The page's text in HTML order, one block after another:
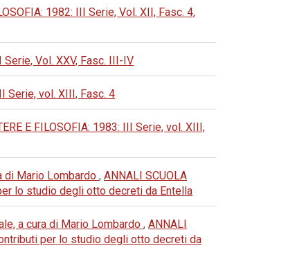
1982: III Serie, Vol. XII, Fasc. 4,
Serie, Vol. XXV, Fasc. III-IV
Serie, vol. XIII, Fasc. 4
E FILOSOFIA: 1983: III Serie, vol. XIII,
di Mario Lombardo , ANNALI SCUOLA
lo studio degli otto decreti da Entella
a cura di Mario Lombardo , ANNALI
per lo studio degli otto decreti da